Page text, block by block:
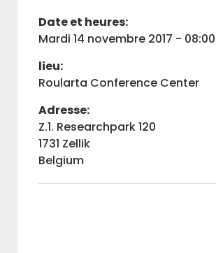
Date et heures:
mardi 14 novembre 2017 -
lieu:
Roularta Conference Center
Adresse:
Z.1. Researchpark 120
1731 Zellik
Belgium